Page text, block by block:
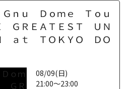
ｎｕ Ｄｏｍｅ Ｔｏｕ
ＧＲＥＡＴＥＳＴ ＵＮ
ａｔ ＴＯＫＹＯ ＤＯ
08/09(日)
21:00～23:00